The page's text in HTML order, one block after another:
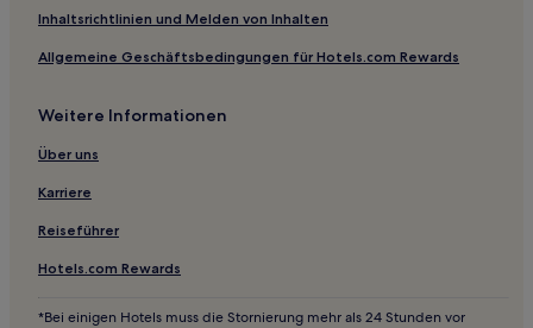
Linyi Hotels
Hotels nahe Fulai-Berg-Szenenresort
Inhaltsrichtlinien und Melden von Inhalten
Allgemeine Geschäftsbedingungen für Hotels.com Rewards
Weitere Informationen
Über uns
Karriere
Reiseführer
Hotels.com Rewards
*Bei einigen Hotels muss die Stornierung mehr als 24 Stunden vor